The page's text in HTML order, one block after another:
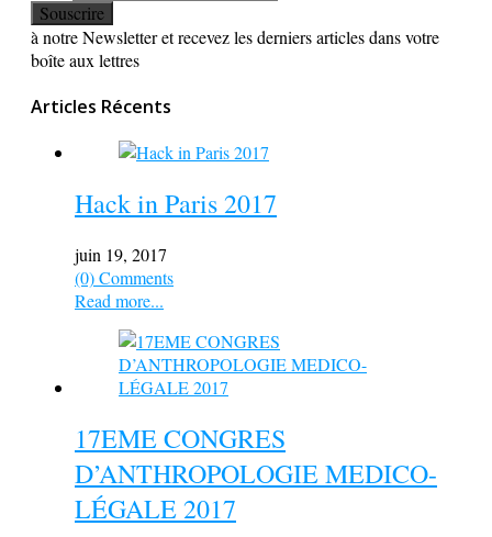
à notre Newsletter et recevez les derniers articles dans votre
boîte aux lettres
Articles Récents
Hack in Paris 2017
juin 19, 2017
(0) Comments
Read more...
17EME CONGRES
D’ANTHROPOLOGIE MEDICO-
LÉGALE 2017